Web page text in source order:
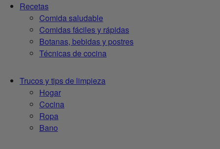
Recetas
Comida saludable
Comidas fáciles y rápidas
Botanas, bebidas y postres
Técnicas de cocina
Trucos y tips de limpieza
Hogar
Cocina
Ropa
Bano